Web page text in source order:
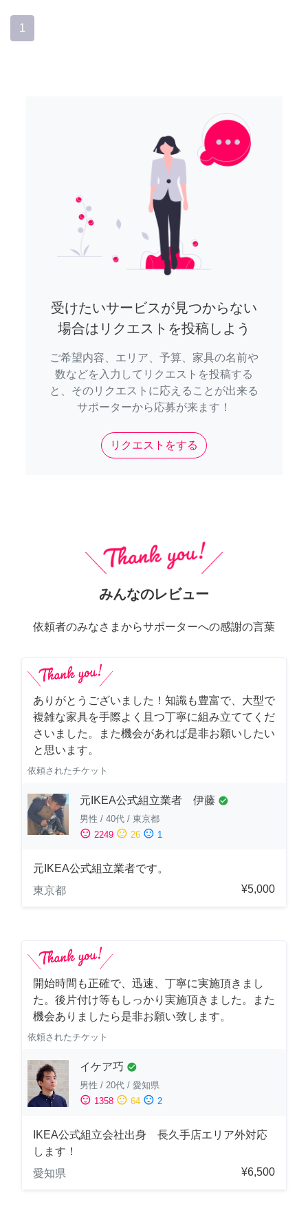
1
受けたいサービスが見つからない
場合はリクエストを投稿しよう
ご希望内容、エリア、予算、家具の名前や
数などを入力してリクエストを投稿する
と、そのリクエストに応えることが出来る
サポーターから応募が来ます！
リクエストをする
みんなのレビュー
依頼者のみなさまからサポーターへの感謝の言葉
ありがとうございました！知識も豊富で、大型で
複雑な家具を手際よく且つ丁寧に組み立ててくだ
さいました。また機会があれば是非お願いしたい
と思います。
依頼されたチケット
元IKEA公式組立業者 伊藤 check_circle
男性 / 40代 / 東京都
sentiment_satisfied 2249 sentiment_neutral 26 sentiment_dissatisfied 1
元IKEA公式組立業者です。
東京都
¥5,000
開始時間も正確で、迅速、丁寧に実施頂きまし
た。後片付け等もしっかり実施頂きました。また
機会ありましたら是非お願い致します。
依頼されたチケット
イケア巧 check_circle
男性 / 20代 / 愛知県
sentiment_satisfied 1358 sentiment_neutral 64 sentiment_dissatisfied 2
IKEA公式組立会社出身 長久手店エリア外対応
します！
愛知県
¥6,500